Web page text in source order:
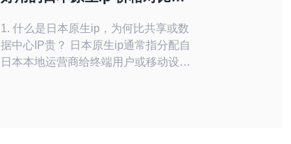
1. 什么是日本原生ip，为何比共享或数
据中心IP贵？ 日本原生ip通常指分配自
日本本地运营商给终端用户或移动设备